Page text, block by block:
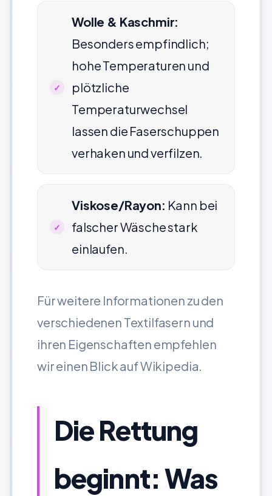
Wolle & Kaschmir:
Besonders empfindlich;
hohe Temperaturen und
plötzliche
Temperaturwechsel
lassen die Faserschuppen
verhaken und verfilzen.
Viskose/Rayon: Kann bei
falscher Wäsche stark
einlaufen.
Für weitere Informationen zu den
verschiedenen Textilfasern und
ihren Eigenschaften empfehlen
wir einen Blick aufWikipedia.
Die Rettung
beginnt: Was